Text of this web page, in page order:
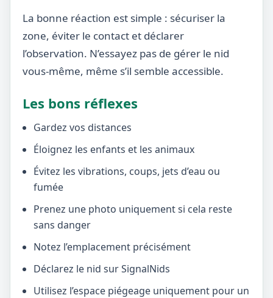
La bonne réaction est simple : sécuriser la
zone, éviter le contact et déclarer
l’observation. N’essayez pas de gérer le nid
vous-même, même s’il semble accessible.
Les bons réflexes
Gardez vos distances
Éloignez les enfants et les animaux
Évitez les vibrations, coups, jets d’eau ou
fumée
Prenez une photo uniquement si cela reste
sans danger
Notez l’emplacement précisément
Déclarez le nid sur SignalNids
Utilisez l’espace piégeage uniquement pour un